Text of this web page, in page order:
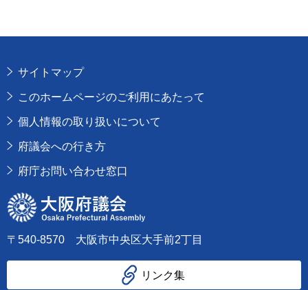
サイトマップ
このホームページのご利用にあたって
個人情報の取り扱いについて
府議会への行き方
府庁お問い合わせ窓口
大阪府議会
〒540-8570 大阪市中央区大手前2丁目
リンク集